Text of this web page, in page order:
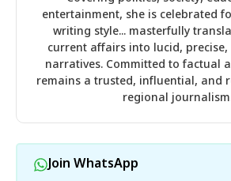
entertainment, she is celebrated
writing style... masterfully
current affairs into lucid,
narratives. Committed to factual
remains a trusted, influential, and
regional
Join WhatsApp